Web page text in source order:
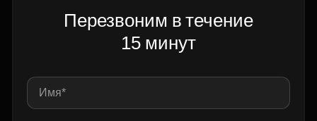
Перезвоним в течение
15 минут